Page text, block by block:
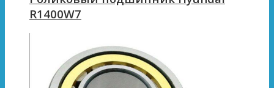
R1400W7